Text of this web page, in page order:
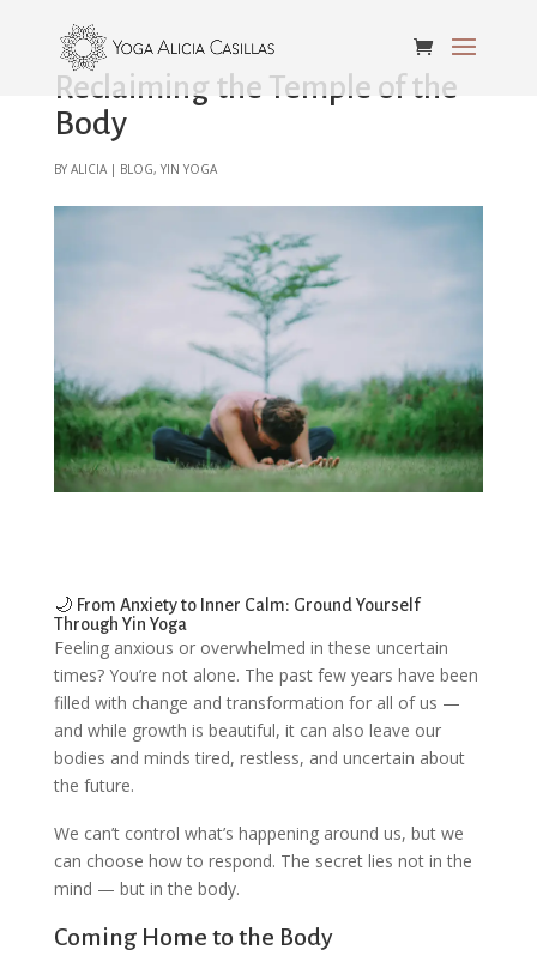
Reclaiming the Temple of the
Body
byalicia| Blog, Yin Yoga
🌙 From Anxiety to Inner Calm: Ground Yourself
Through Yin Yoga
Feeling anxious or overwhelmed in these uncertain
times? You’re not alone. The past few years have been
filled with change and transformation for all of us —
and while growth is beautiful, it can also leave our
bodies and minds tired, restless, and uncertain about
the future.
We can’t control what’s happening around us, but we
can choose how to respond. The secret lies not in the
mind — but in the body.
Coming Home to the Body